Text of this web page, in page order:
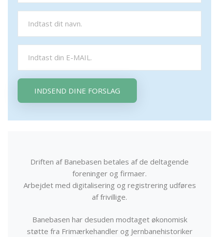
INDSEND DINE FORSLAG
Driften af Banebasen betales af de deltagende
foreninger og firmaer.
Arbejdet med digitalisering og registrering udføres
af frivillige.
Banebasen har desuden modtaget økonomisk
støtte fra Frimærkehandler og Jernbanehistoriker